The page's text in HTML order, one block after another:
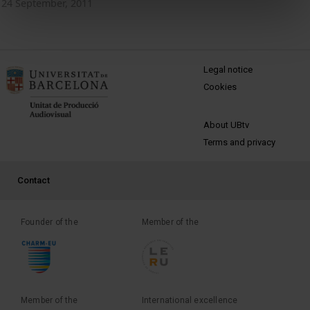
MENÚ PEU 1
Legal notice
Cookies
PEU 2
About UBtv
Terms and privacy
PEU 3
Contact
Founder of the Member of the
Member of the International excellence